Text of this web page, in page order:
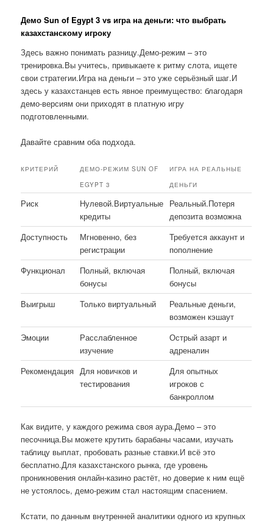
Демо Sun of Egypt 3 vs игра на деньги: что выбрать
казахстанскому игроку
Здесь важно понимать разницу.Демо-режим – это
тренировка.Вы учитесь, привыкаете к ритму слота, ищете
свои стратегии.Игра на деньги – это уже серьёзный шаг.И
здесь у казахстанцев есть явное преимущество: благодаря
демо-версиям они приходят в платную игру
подготовленными.
Давайте сравним оба подхода.
КРИТЕРИЙ
ДЕМО-РЕЖИМ SUN OF
EGYPT 3
ИГРА НА РЕАЛЬНЫЕ
ДЕНЬГИ
Риск
Нулевой.Виртуальные
кредиты
Реальный.Потеря
депозита возможна
Доступность
Мгновенно, без
регистрации
Требуется аккаунт и
пополнение
Функционал
Полный, включая
бонусы
Полный, включая
бонусы
Выигрыш
Только виртуальный
Реальные деньги,
возможен кэшаут
Эмоции
Расслабленное
изучение
Острый азарт и
адреналин
Рекомендация Для новичков и
тестирования
Для опытных
игроков с
банкроллом
Как видите, у каждого режима своя аура.Демо – это
песочница.Вы можете крутить барабаны часами, изучать
таблицу выплат, пробовать разные ставки.И всё это
бесплатно.Для казахстанского рынка, где уровень
проникновения онлайн-казино растёт, но доверие к ним ещё
не устоялось, демо-режим стал настоящим спасением.
Кстати, по данным внутренней аналитики одного из крупных